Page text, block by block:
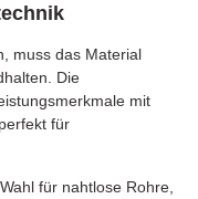
muss das Material
Die
mit
für
für nahtlose Rohre,